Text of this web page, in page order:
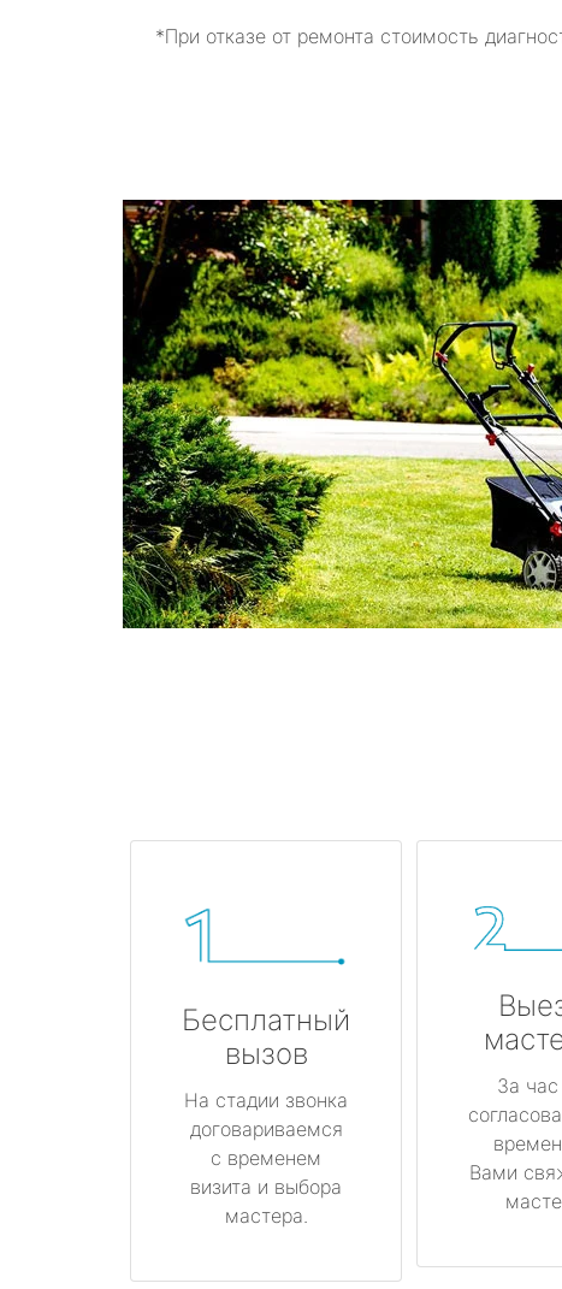
*При отказе от ремонта стоимость
Бесплатный
вызов
На стадии звонка
договариваемся
с временем
визита и выбора
мастера.
За
Вами